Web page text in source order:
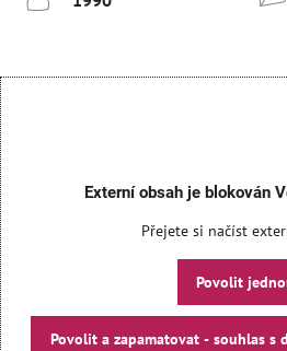
Externí obsah je blokován
Přejete si načíst
Povolit
Povolit a zapamatovat - souhlas s